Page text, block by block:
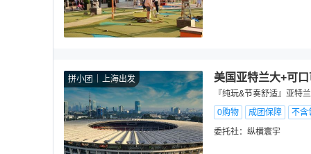
拼小团 上海出发 美国亚特兰大+可
『纯玩&节奏舒适』亚特
0购物
成团保障
不含
委托社： 纵横寰宇